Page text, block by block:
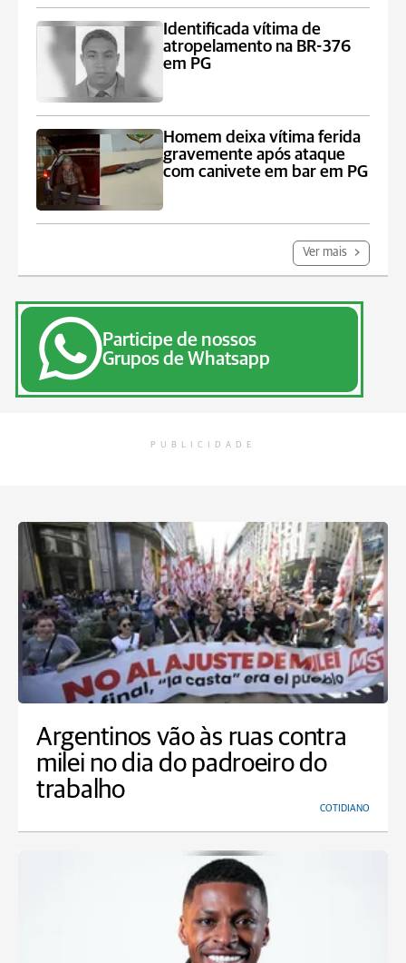
Identificada vítima de
atropelamento na BR-376
em PG
Homem deixa vítima ferida
gravemente após ataque
com canivete em bar em PG
Ver mais
Participe de nossos
Grupos de Whatsapp
PUBLICIDADE
Argentinos vão às ruas contra
milei no dia do padroeiro do
trabalho
COTIDIANO